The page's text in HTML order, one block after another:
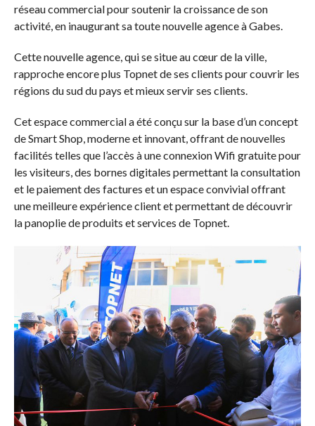
réseau commercial pour soutenir la croissance de son
activité, en inaugurant sa toute nouvelle agence à Gabes.
Cette nouvelle agence, qui se situe au cœur de la ville,
rapproche encore plus Topnet de ses clients pour couvrir les
régions du sud du pays et mieux servir ses clients.
Cet espace commercial a été conçu sur la base d’un concept
de Smart Shop, moderne et innovant, offrant de nouvelles
facilités telles que l’accès à une connexion Wifi gratuite pour
les visiteurs, des bornes digitales permettant la consultation
et le paiement des factures et un espace convivial offrant
une meilleure expérience client et permettant de découvrir
la panoplie de produits et services de Topnet.